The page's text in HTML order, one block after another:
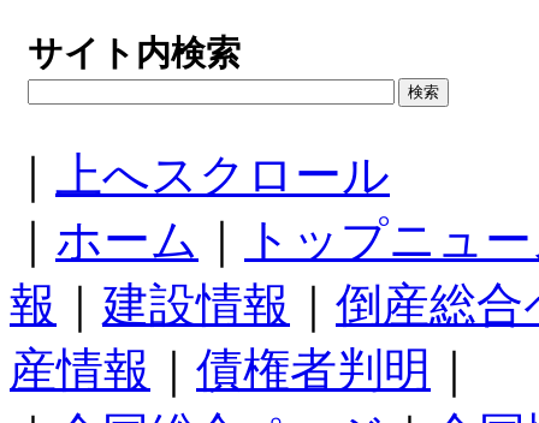
サイト内検索
上へスクロール
ホーム
トップニュ
報
建設情報
倒産総合
産情報
債権者判明